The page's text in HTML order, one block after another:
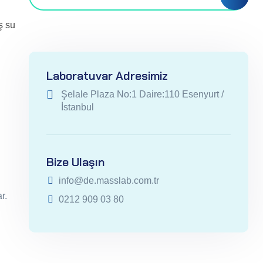
su
Laboratuvar Adresimiz
Şelale Plaza No:1 Daire:110 Esenyurt /
İstanbul
Bize Ulaşın
info@de.masslab.com.tr
0212 909 03 80